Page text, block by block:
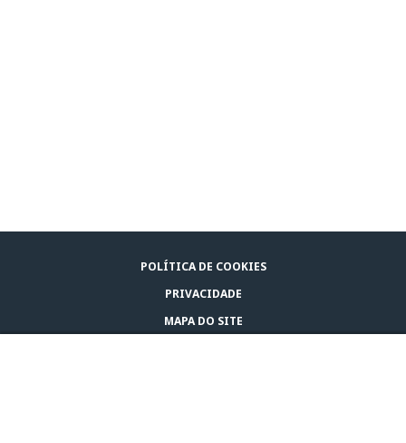
POLÍTICA DE COOKIES
PRIVACIDADE
MAPA DO SITE